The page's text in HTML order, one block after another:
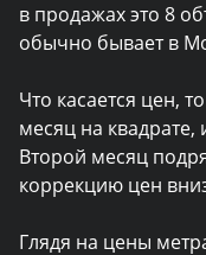
в продажах это 8
обычно бывает в
Что касается цен,
месяц на квадрате,
Второй месяц
коррекцию цен
Глядя на цены